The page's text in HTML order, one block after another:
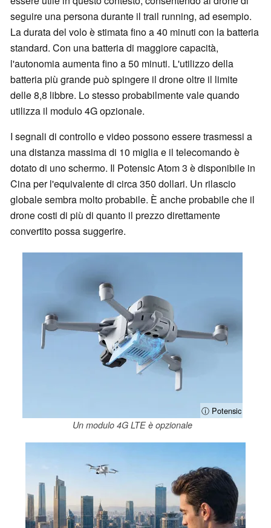
seguire una persona durante il trail running, ad esempio.
La durata del volo è stimata fino a 40 minuti con la batteria
standard. Con una batteria di maggiore capacità,
l'autonomia aumenta fino a 50 minuti. L'utilizzo della
batteria più grande può spingere il drone oltre il limite
delle 8,8 libbre. Lo stesso probabilmente vale quando
utilizza il modulo 4G opzionale.
I segnali di controllo e video possono essere trasmessi a
una distanza massima di 10 miglia e il telecomando è
dotato di uno schermo. Il Potensic Atom 3 è disponibile in
Cina per l'equivalente di circa 350 dollari. Un rilascio
globale sembra molto probabile. È anche probabile che il
drone costi di più di quanto il prezzo direttamente
convertito possa suggerire.
ⓘ Potensic
Un modulo 4G LTE è opzionale